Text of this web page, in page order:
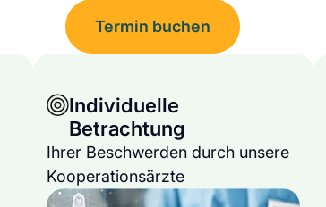
Termin buchen
Individuelle
Betrachtung
Ihrer Beschwerden durch unsere
Kooperationsärzte